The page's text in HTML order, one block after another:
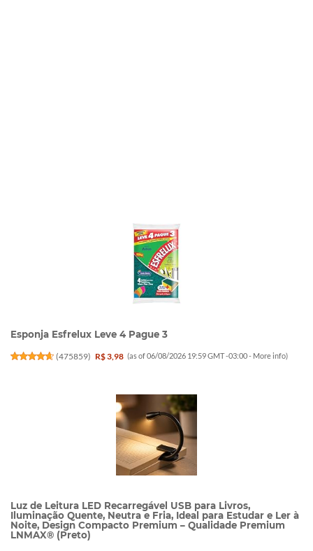
Esponja Esfrelux Leve 4 Pague 3
(475859) R$ 3,98 (as of 06/08/2026 19:59 GMT -03:00 - More info)
Luz de Leitura LED Recarregável USB para Livros,
Iluminação Quente, Neutra e Fria, Ideal para Estudar e Ler à
Noite, Design Compacto Premium – Qualidade Premium
LNMAX® (Preto)